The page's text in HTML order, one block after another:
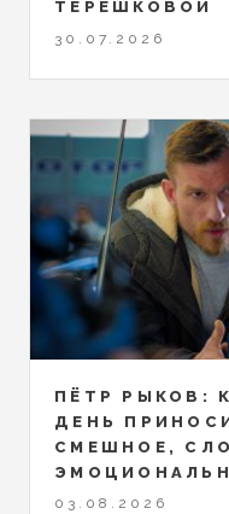
ТЕРЕШКОВОЙ
30.07.2026
ПЁТР РЫКОВ:
ДЕНЬ
СМЕШНОЕ,
03.08.2026